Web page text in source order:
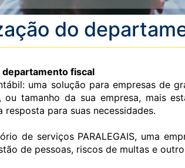
do
fiscal
uma solução para empresas de
ou tamanho da sua empresa, mais
resposta para suas necessidades.
de serviços PARALEGAIS, uma
de pessoas, riscos de multas e